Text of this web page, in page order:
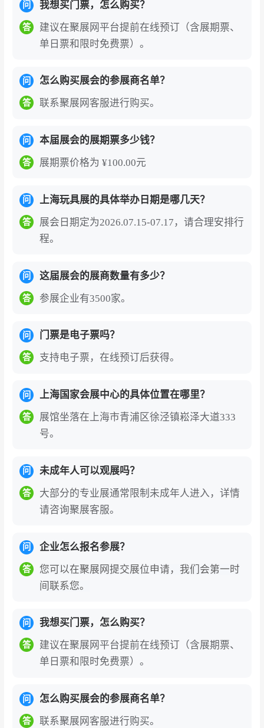
笔、教育机器人等全品类。2025年展会吸引来自
全球30个国家及地区的4，500多个品牌参展，展
出规模创历史新高。
大行业趋势，构筑产学研用深度融合的技术高
地。 展会特设“新势力主题馆”，集中展示全球新
动尼尔森、天猫国际、小红书等平台共同扶持。
展期举办200余场高规格会议，覆盖新品发布、跨
境出海、流量增长、产康育托、营养创新等热点
商务交流融入轻松就餐场景，实现资源高效链接
与价值转化。
引爆全链路增长。2025年展会联合抖音、天猫、
小红书等平台，组织2000+官方选品官实景开
播，20000+达人逛展直播，热度覆盖全网。奥运
展台秒变追星现场，极大提升品牌曝光度。重磅
打造的“CBME25周年盛典暨直播嗨购夜”将展会热
对于中国企业而言，该展会是开拓国内外市场、
链接国际资源、展示创新实力的战略门户。参展
企业可借助这一平台对接全球核心采购资源，抢
的发展先机。
知名展商
雪、乐高、孩之宝、美泰、万代、多美、银辉、
伟易达、澳贝、汇乐、可来赛、特宝儿、贝恩
施、火火兔、优贝、好孩子、奥迪双钻、灵动创
双鹰、高乐
教育品牌：火花思维、希沃、斑马AI课、洪恩教
育、小彼恩、毛毛虫、牛听听、有道乐读、学而
伴鱼、豌豆思维、编程猫、核桃编程、童程童
美、小码王
问 我想买门票，怎么购买？
答
建议在聚展网平台提前在线预订（含展期票、
单日票和限时免费票）。
问 怎么购买展会的参展商名单？
答 联系聚展网客服进行购买。
问 本届展会的展期票多少钱？
答 展期票价格为 ¥100.00元
问 上海玩具展的具体举办日期是哪几天？
答
展会日期定为2026.07.15-07.17，请合理安排行
程。
问 这届展会的展商数量有多少？
答 参展企业有3500家。
问 门票是电子票吗？
答 支持电子票，在线预订后获得。
问 上海国家会展中心的具体位置在哪里？
答
展馆坐落在上海市青浦区徐泾镇崧泽大道333
号。
问 未成年人可以观展吗？
答
大部分的专业展通常限制未成年人进入，详情
请咨询聚展客服。
问 企业怎么报名参展？
答
您可以在聚展网提交展位申请，我们会第一时
间联系您。
问 我想买门票，怎么购买？
答
建议在聚展网平台提前在线预订（含展期票、
单日票和限时免费票）。
问 怎么购买展会的参展商名单？
答 联系聚展网客服进行购买。